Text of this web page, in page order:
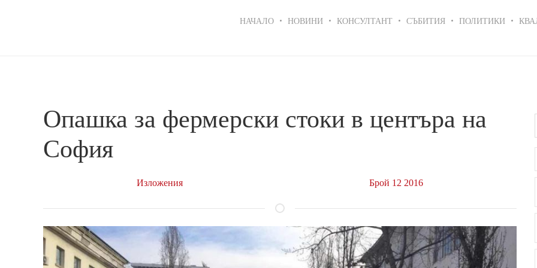
navigation
НАЧАЛО НОВИНИ КОНСУЛТАНТ СЪБИТИЯ ПОЛИТИКИ
Опашка за фермерски стоки в центъра на
София
Изложения Брой 12 2016